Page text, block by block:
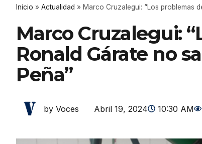
Inicio » Actualidad » Marco Cruzalegui: “Los problemas
Marco Cruzalegui:
Ronald Gárate no
Peña”
by Voces Abril 19, 2024 10:30 AM